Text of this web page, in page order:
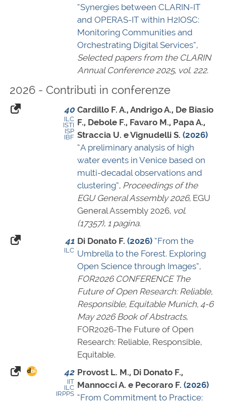
“Synergies between CLARIN-IT
and OPERAS-IT within H2IOSC:
Monitoring Communities and
Orchestrating Digital Services”,
Selected papers from the CLARIN
Annual Conference 2025, vol. 222.
2026 - Contributi in conferenze
40
ILC
ISTI
ISP
IBF
Cardillo F. A., Andrigo A., De Biasio
F., Debole F., Favaro M., Papa A.,
Straccia U. e Vignudelli S. (2026)
“A preliminary analysis of high
water events in Venice based on
multi-decadal observations and
clustering”, Proceedings of the
EGU General Assembly 2026, EGU
General Assembly 2026, vol.
(17357), 1 pagina.
41
ILC
Di Donato F. (2026) “From the
Umbrella to the Forest. Exploring
Open Science through Images”,
FOR2026 CONFERENCE The
Future of Open Research: Reliable,
Responsible, Equitable Munich, 4-6
May 2026 Book of Abstracts,
FOR2026-The Future of Open
Research: Reliable, Responsible,
Equitable.
42
IIT
ILC
IRPPS
Provost L. M., Di Donato F.,
Mannocci A. e Pecoraro F. (2026)
“From Commitment to Practice: